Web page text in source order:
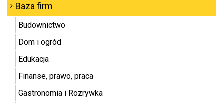
Baza firm
Budownictwo
Dom i ogród
Edukacja
Finanse, prawo, praca
Gastronomia i Rozrywka